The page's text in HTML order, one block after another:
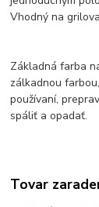
Vhodný na
Základná farba
zálkadnou
používaní,
spáliť a opadať.
Tovar